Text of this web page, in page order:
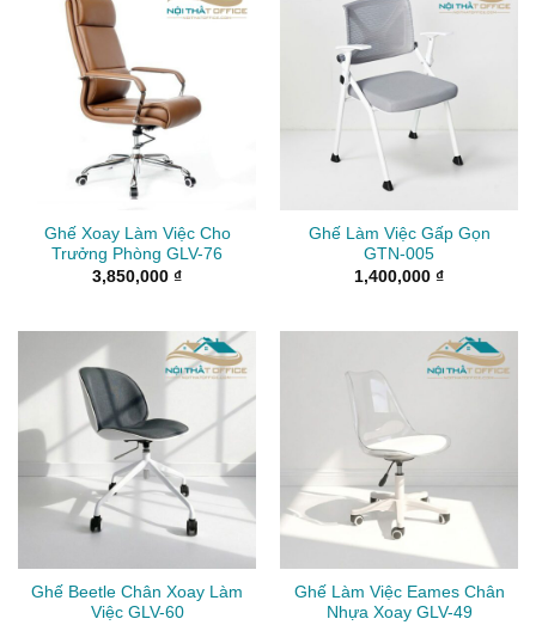
Ghế Xoay Làm Việc Cho
Trưởng Phòng GLV-76
3,850,000 ₫
Ghế Làm Việc Gấp Gọn
GTN-005
1,400,000 ₫
Ghế Beetle Chân Xoay Làm
Việc GLV-60
Ghế Làm Việc Eames Chân
Nhựa Xoay GLV-49